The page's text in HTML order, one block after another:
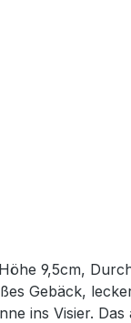
Jagd nach gutem Geschmack!
Gebäck,
ins Visier.